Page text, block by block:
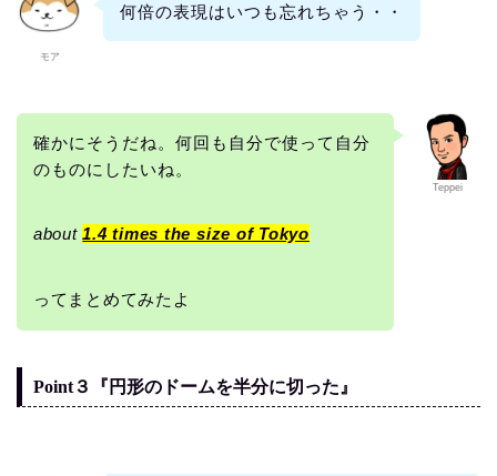
モア
何倍の表現はいつも忘れちゃう・・
Teppei
確かにそうだね。何回も自分で使って自分
のものにしたいね。
about1.4 times the size of Tokyo
ってまとめてみたよ
Point３『円形のドームを半分に切った』